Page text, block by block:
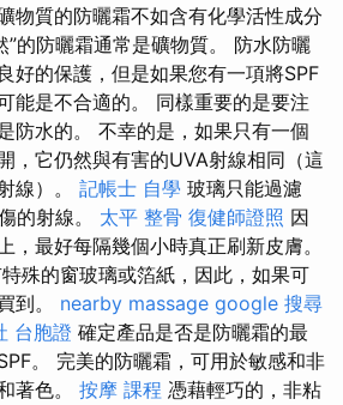
物質的防曬霜不如含有化學活性成分
”的防曬霜通常是礦物質。 防水防曬
好的保護，但是如果您有一項將SPF
能是不合適的。 同樣重要的是要注
防水的。 不幸的是，如果只有一個
，它仍然與有害的UVA射線相同（這
線）。 記帳士 自學 玻璃只能過濾
的射線。 太平 整骨 復健師證照 因
，最好每隔幾個小時真正刷新皮膚。
殊的窗玻璃或箔紙，因此，如果可
到。 nearby massage google 搜尋
台胞證 確定產品是否是防曬霜的最
。 完美的防曬霜，可用於敏感和非
著色。 按摩 課程 憑藉輕巧的，非粘